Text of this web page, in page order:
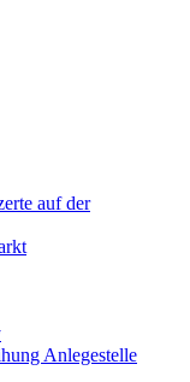
auf der
Anlegestelle